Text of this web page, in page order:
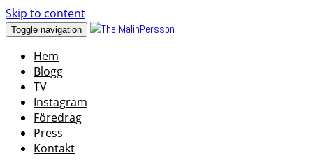
Skip to content
Toggle navigation
Hem
Blogg
TV
Instagram
Föredrag
Press
Kontakt